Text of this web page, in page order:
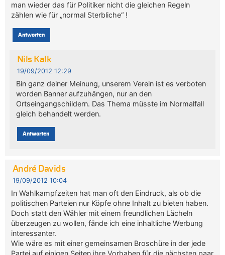
man wieder das für Politiker nicht die gleichen Regeln
zählen wie für „normal Sterbliche“ !
Antworten
Nils Kalk
19/09/2012 12:29
Bin ganz deiner Meinung, unserem Verein ist es verboten
worden Banner aufzuhängen, nur an den
Ortseingangschildern. Das Thema müsste im Normalfall
gleich behandelt werden.
Antworten
André Davids
19/09/2012 10:04
In Wahlkampfzeiten hat man oft den Eindruck, als ob die
politischen Parteien nur Köpfe ohne Inhalt zu bieten haben.
Doch statt den Wähler mit einem freundlichen Lächeln
überzeugen zu wollen, fände ich eine inhaltliche Werbung
interessanter.
Wie wäre es mit einer gemeinsamen Broschüre in der jede
Partei auf einigen Seiten ihre Vorhaben für die nächsten paar